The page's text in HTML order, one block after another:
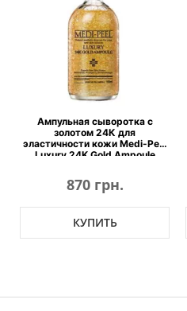
Ампульная сыворотка с
золотом 24К для
эластичности кожи Medi-Peel
Luxury 24K Gold Ampoule
870 грн.
КУПИТЬ